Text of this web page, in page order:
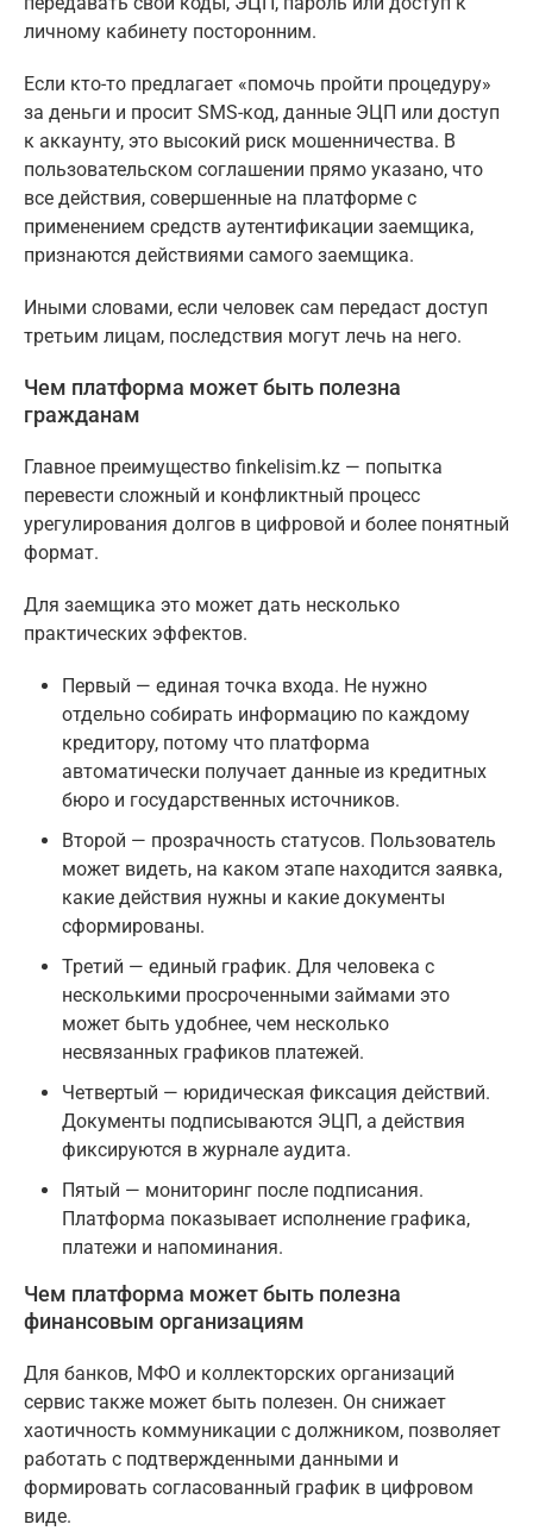
личному кабинету посторонним.
Если кто-то предлагает «помочь пройти процедуру»
за деньги и просит SMS-код, данные ЭЦП или доступ
к аккаунту, это высокий риск мошенничества. В
пользовательском соглашении прямо указано, что
все действия, совершенные на платформе с
применением средств аутентификации заемщика,
признаются действиями самого заемщика.
Иными словами, если человек сам передаст доступ
третьим лицам, последствия могут лечь на него.
Чем платформа может быть полезна
гражданам
Главное преимущество finkelisim.kz — попытка
перевести сложный и конфликтный процесс
урегулирования долгов в цифровой и более понятный
формат.
Для заемщика это может дать несколько
практических эффектов.
Первый — единая точка входа. Не нужно
отдельно собирать информацию по каждому
кредитору, потому что платформа
автоматически получает данные из кредитных
бюро и государственных источников.
Второй — прозрачность статусов. Пользователь
может видеть, на каком этапе находится заявка,
какие действия нужны и какие документы
сформированы.
Третий — единый график. Для человека с
несколькими просроченными займами это
может быть удобнее, чем несколько
несвязанных графиков платежей.
Четвертый — юридическая фиксация действий.
Документы подписываются ЭЦП, а действия
фиксируются в журнале аудита.
Пятый — мониторинг после подписания.
Платформа показывает исполнение графика,
платежи и напоминания.
Чем платформа может быть полезна
финансовым организациям
Для банков, МФО и коллекторских организаций
сервис также может быть полезен. Он снижает
хаотичность коммуникации с должником, позволяет
работать с подтвержденными данными и
формировать согласованный график в цифровом
виде.